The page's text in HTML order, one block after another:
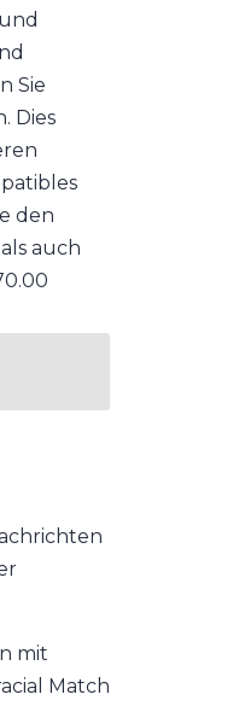
Sie
Dies
den
auch
mit
Match